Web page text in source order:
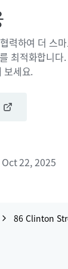
력하여 더 스
최적화합니
보세요.
Oct 22, 2025
86 Clinton